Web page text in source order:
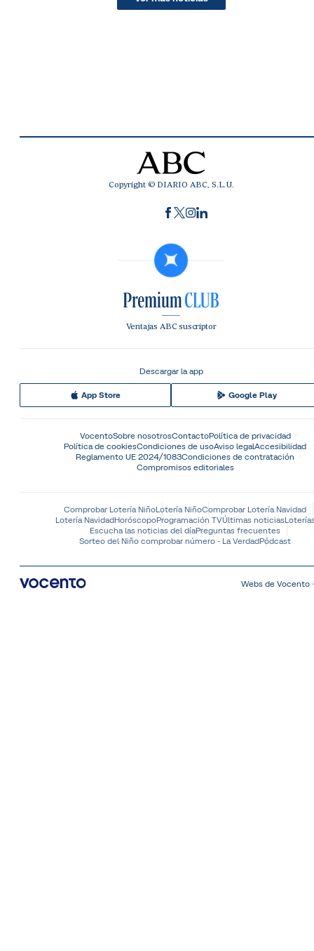
Copyright © DIARIO ABC, S.L.U.
Ventajas ABC suscriptor
Descargar la app
App Store Google Play
VocentoSobre nosotrosContactoPolítica de privacidad
Política de cookiesCondiciones de usoAviso legalAccesibilidad
Reglamento UE 2024/1083Condiciones de contratación
Compromisos editoriales
Comprobar Lotería NiñoLotería NiñoComprobar Lotería Navidad
Lotería NavidadHoróscopoProgramación TVÚltimas noticias
Escucha las noticias del díaPreguntas frecuentes
Sorteo del Niño comprobar número - La VerdadPódcast
Webs de Vocento